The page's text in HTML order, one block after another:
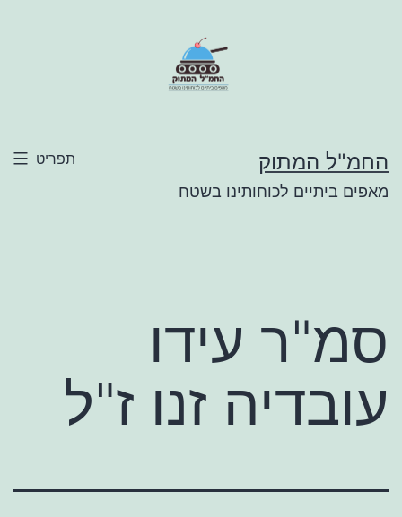
החמ"ל המתוק
מאפים ביתיים לכוחותינו בשטח
תפריט
סמ"ר עידו
עובדיה זנו ז"ל